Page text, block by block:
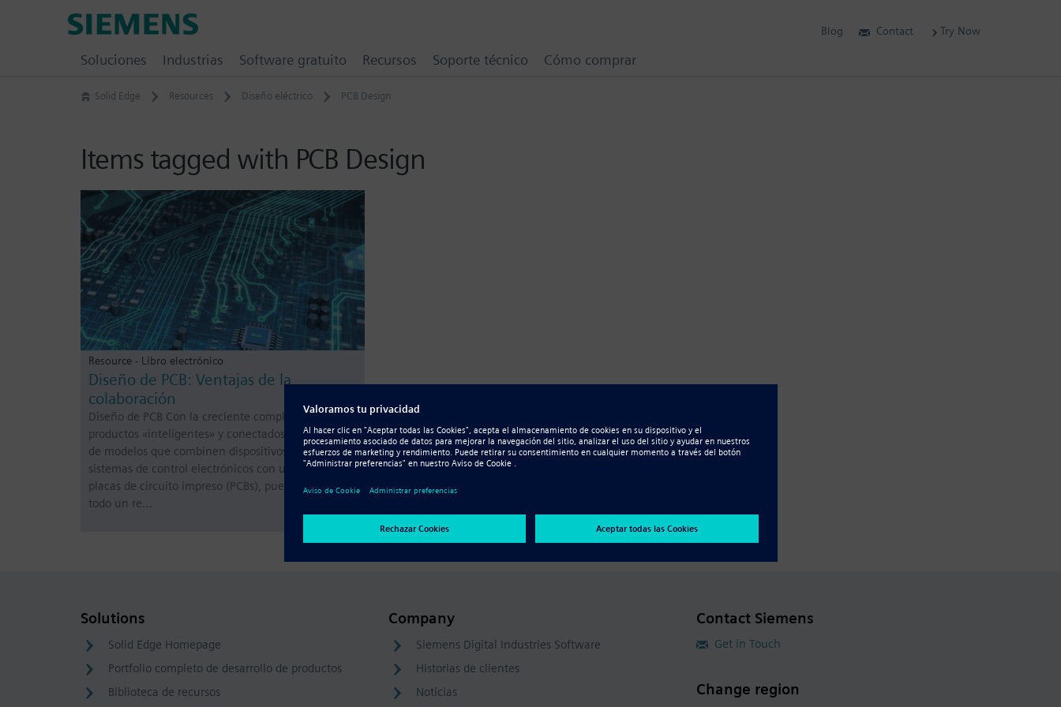
Solid Edge Resources Diseño eléctrico PCB Design
Items tagged with PCB Design
Resource - Libro electrónico
Diseño de PCB: Ventajas de la
colaboración
Diseño de PCB Con la creciente complejidad de
productos «inteligentes» y conectados, la creación
de modelos que combinen dispositivos mecánicos y
sistemas de control electrónicos con una o más
placas de circuito impreso (PCBs), puede suponer
todo un re…
Solutions
Solid Edge Homepage
Portfolio completo de desarrollo de productos
Biblioteca de recursos
Company
Siemens Digital Industries Software
Historias de clientes
Noticias
Contact Siemens
Get in Touch
Change region
Blog Contact Try Now
Soluciones Industrias Software gratuito Recursos Soporte técnico Cómo comprar